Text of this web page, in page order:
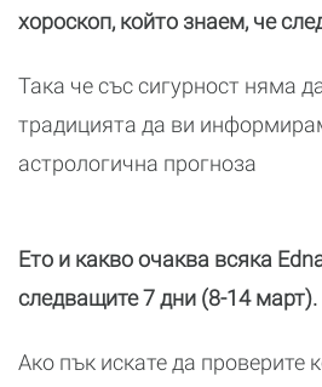
хороскоп, който знаем, че
Така че със сигурност няма
традицията да ви
астрологична прогноза
Ето и какво очаква всяка
следващите 7 дни (8-14 март).
Ако пък искате да проверите